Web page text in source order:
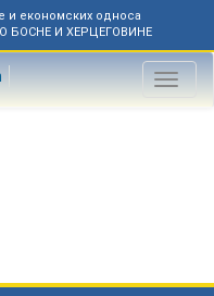
и економских односа
БОСНЕ И ХЕРЦЕГОВИНЕ
Toggle